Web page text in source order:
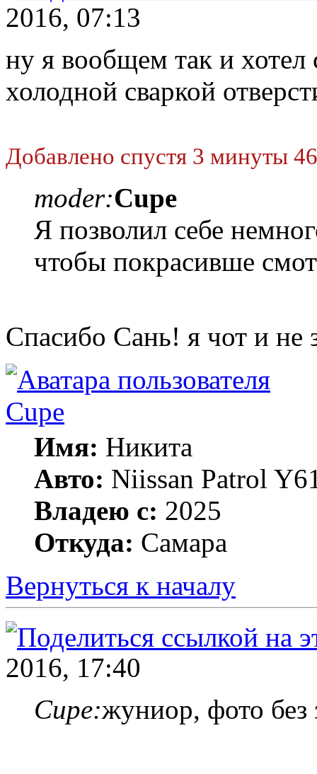
2016, 07:13
ну я вообщем так и хотел
холодной сваркой
Добавлено спустя 3 минуты
moder:Cupe
Я позволил себе
чтобы покрасивше
Спасибо Сань! я чот и не
Cupe
Имя: Никита
Авто: Niissan Patrol
Владею с: 2025
Откуда: Самара
Вернуться к началу
2016, 17:40
Cupe:жуниор, фото без